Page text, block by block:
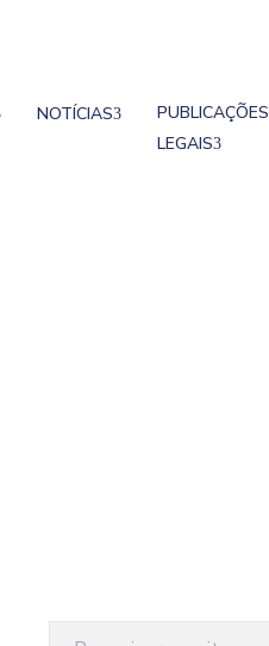
NOTÍCIAS
PUBLICAÇÕES
LEGAIS